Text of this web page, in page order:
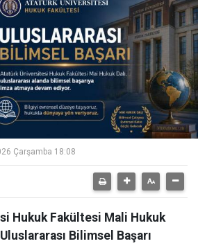
Çarşamba 18:08
Hukuk Fakültesi Mali Hukuk
Bilimsel Başarı